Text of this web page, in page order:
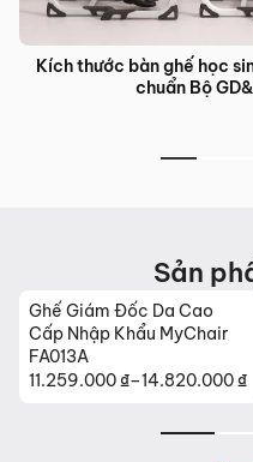
Bàn ghế đào tạo trung
Sản
Ghế Giám Đốc Cao Cấp
Lưng Cao MyChair
MO466A
5.317.000₫–7.709.000₫
Khoảng